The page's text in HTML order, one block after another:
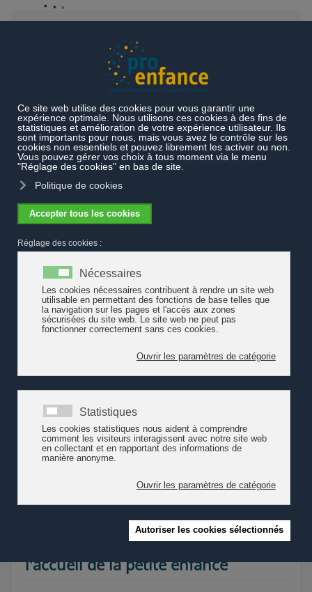
Simonetta Sommaruga s'est rendue
dans une crèche
Mme Sommaruga a visité l'Arche des enfants, une crèche
fribourgeoise, pour s'informer des conditions de travail des
éducateurs à l'occasion du 1er Mai. Le travail effectué,
essentiellement par des femmes, exige une importante
responsabilité.
Lire la suite
Parascolaire : Trait d'union parents-
Quel est le trait d'union dans le travail des équipes avec les
parents des enfants accueillis en UAPE ou APEMS ? Le
Centre de ressources en éducation (CREDE) s'est penché
sur cette question. Le propos est tiré de leur infolettre no
147, du 16 avril 2019.
Dépôt d'une motion pour favoriser
l'accueil de la petite enfance